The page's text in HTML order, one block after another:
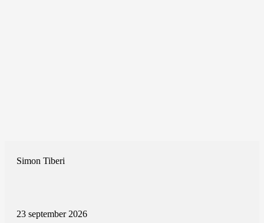
Simon Tiberi
23 september 2026